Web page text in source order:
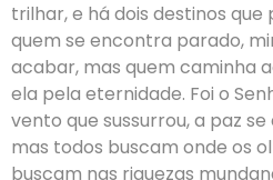
trilhar, e há dois destinos
quem se encontra parado,
acabar, mas quem caminha
ela pela eternidade. Foi o
vento que sussurrou, a paz
mas todos buscam onde os
buscam nas riquezas